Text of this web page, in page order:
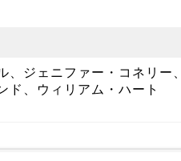
、ジェニファー・コネリー、
ド、ウィリアム・ハート